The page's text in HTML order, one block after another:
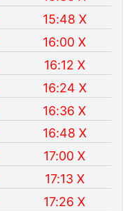
15:48 X
16:00 X
16:12 X
16:24 X
16:36 X
16:48 X
17:00 X
17:13 X
17:26 X